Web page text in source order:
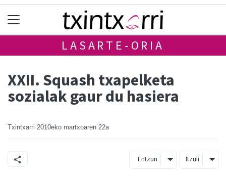
LASARTE-ORIA
XXII. Squash txapelketa
sozialak gaur du hasiera
Txintxarri 2010eko martxoaren 22a
Entzun Itzuli